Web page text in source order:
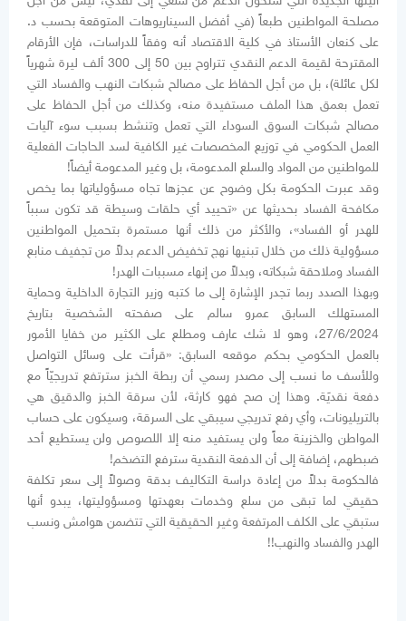
مصلحة المواطنين طبعاً (في أفضل السيناريوهات المتوقعة بحسب د.
على كنعان الأستاذ في كلية الاقتصاد أنه وفقاً للدراسات، فإن الأرقام
المقترحة لقيمة الدعم النقدي تتراوح بين 50 إلى 300 ألف ليرة شهرياً
لكل عائلة)، بل من أجل الحفاظ على مصالح شبكات النهب والفساد التي
تعمل بعمق هذا الملف مستفيدة منه، وكذلك من أجل الحفاظ على
مصالح شبكات السوق السوداء التي تعمل وتنشط بسبب سوء آليات
العمل الحكومي في توزيع المخصصات غير الكافية لسد الحاجات الفعلية
للمواطنين من المواد والسلع المدعومة، بل وغير المدعومة أيضاً!
وقد عبرت الحكومة بكل وضوح عن عجزها تجاه مسؤولياتها بما يخص
مكافحة الفساد بحديثها عن «تحييد أي حلقات وسيطة قد تكون سبباً
للهدر أو الفساد»، والأكثر من ذلك أنها مستمرة بتحميل المواطنين
مسؤولية ذلك من خلال تبنيها نهج تخفيض الدعم بدلاً من تجفيف منابع
الفساد وملاحقة شبكاته، وبدلاً من إنهاء مسببات الهدر!
وبهذا الصدد ربما تجدر الإشارة إلى ما كتبه وزير التجارة الداخلية وحماية
المستهلك السابق عمرو سالم على صفحته الشخصية بتاريخ
27/6/2024، وهو لا شك عارف ومطلع على الكثير من خفايا الأمور
بالعمل الحكومي بحكم موقعه السابق: «قرأت على وسائل التواصل
وللأسف ما نسب إلى مصدر رسمي أن ربطة الخبز سترتفع تدريجيّاً مع
دفعة نقديَة. وهذا إن صح فهو كارثة، لأن سرقة الخبز والدقيق هي
بالتريليونات، وأي رفع تدريجي سيبقي على السرقة، وسيكون على حساب
المواطن والخزينة معاً ولن يستفيد منه إلا اللصوص ولن يستطيع أحد
ضبطهم، إضافة إلى أن الدفعة النقدية سترفع التضخم!
فالحكومة بدلاً من إعادة دراسة التكاليف بدقة وصولاً إلى سعر تكلفة
حقيقي لما تبقى من سلع وخدمات بعهدتها ومسؤوليتها، يبدو أنها
ستبقي على الكلف المرتفعة وغير الحقيقية التي تتضمن هوامش ونسب
الهدر والفساد والنهب!!